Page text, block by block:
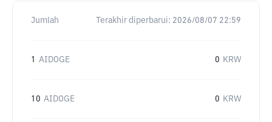
Jumlah Terakhir diperbarui: 2026/08/07 22:59
1 AIDOGE 0 KRW
10 AIDOGE 0 KRW